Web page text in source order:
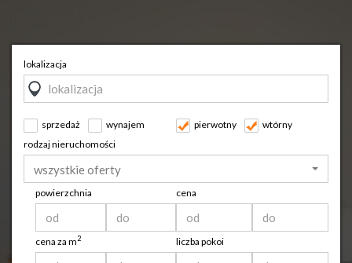
lokalizacja
sprzedaż wynajem pierwotny
wtórny
rodzaj nieruchomości
wszystkie oferty
powierzchnia cena
cena za m2 liczba pokoi